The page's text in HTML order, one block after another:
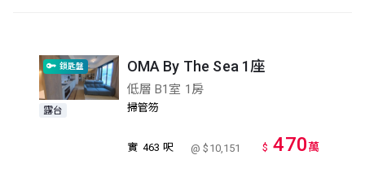
鎖匙盤
露台
OMA By The Sea 1座
低層 B1室 1房
掃管笏
實 463 呎 @ $10,151 $ 470萬